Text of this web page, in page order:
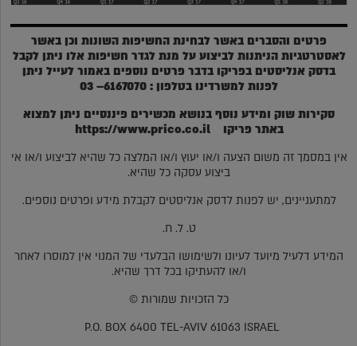
פרטים והסברים באשר לבחינת החשיפות השונות וכן באשר
לאסטרטגיות הניתנות לביצוע על מנת לגדר חשיפות אלו ניתן לקבל
בדסק אנליסטים בפריקו בדבר פרטים נוספים באמור לעייל ניתן
לפנות למשרדינו בטלפון : 6167070– 03
סקירות שוק ומידע נוסף בנושא מכשירים פיננסיים ניתן למצוא
באתר פריקוhttps://www.prico.co.il
אין במסמך זה משום הצעה ו/או יעוץ ו/או המלצה כל שהיא לביצוע ו/או אי
ביצוע עסקה כל שהיא.
למתעניינים, יש לפנות לדסק אנליסטים לקבלת מידע ופרטים נוספים.
ט. ל. ח.
המידע דלעיל מיועד לעיונו ולשימושו הבלעדי של המנוי אין למוסרו לאחר
ו/או להעתיקו בכל דרך שהיא.
כל הזכויות שמורות ©
P.O. BOX 6400 TEL-AVIV 61063 ISRAEL